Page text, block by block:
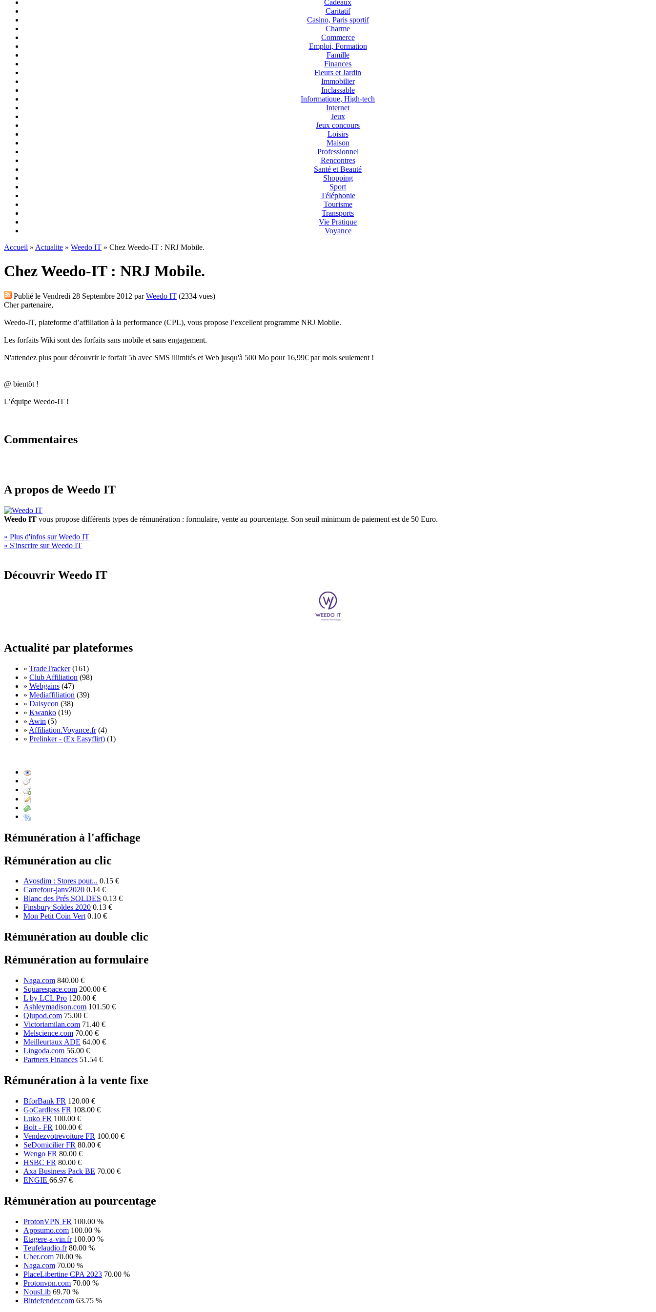
Cadeaux
Caritatif
Casino, Paris sportif
Charme
Commerce
Emploi, Formation
Famille
Finances
Fleurs et Jardin
Immobilier
Inclassable
Informatique, High-tech
Internet
Jeux
Jeux concours
Loisirs
Maison
Professionnel
Rencontres
Santé et Beauté
Shopping
Sport
Téléphonie
Tourisme
Transports
Vie Pratique
Voyance
Accueil » Actualite » Weedo IT » Chez Weedo-IT : NRJ Mobile.
Chez Weedo-IT : NRJ Mobile.
Publié le Vendredi 28 Septembre 2012 parWeedo IT (2334 vues)
Cher partenaire,
Weedo-IT, plateforme d’affiliation à la performance (CPL), vous propose l’excellent programme NRJ Mobile.
Les forfaits Wiki sont des forfaits sans mobile et sans engagement.
N'attendez plus pour découvrir le forfait 5h avec SMS illimités et Web jusqu'à 500 Mo pour 16,99€ par mois seulement !
@ bientôt !
L’équipe Weedo-IT !
Commentaires
A propos de Weedo IT
Weedo IT vous propose différents types de rémunération : formulaire, vente au pourcentage. Son seuil minimum de paiement est de 50 Euro.
» Plus d'infos sur Weedo IT
» S'inscrire sur Weedo IT
Découvrir Weedo IT
Actualité par plateformes
» TradeTracker (161)
» Club Affiliation (98)
» Webgains (47)
» Mediaffiliation (39)
» Daisycon (38)
» Kwanko (19)
» Awin (5)
» Affiliation.Voyance.fr (4)
» Prelinker - (Ex Easyflirt) (1)
Rémunération à l'affichage
Rémunération au clic
Avosdim : Stores pour... 0.15 €
Carrefour-janv2020 0.14 €
Blanc des Prés SOLDES 0.13 €
Finsbury Soldes 2020 0.13 €
Mon Petit Coin Vert 0.10 €
Rémunération au double clic
Rémunération au formulaire
Naga.com 840.00 €
Squarespace.com 200.00 €
L by LCL Pro 120.00 €
Ashleymadison.com 101.50 €
Qlupod.com 75.00 €
Victoriamilan.com 71.40 €
Melscience.com 70.00 €
Meilleurtaux ADE 64.00 €
Lingoda.com 56.00 €
Partners Finances 51.54 €
Rémunération à la vente fixe
BforBank FR 120.00 €
GoCardless FR 108.00 €
Luko FR 100.00 €
Bolt - FR 100.00 €
Vendezvotrevoiture FR 100.00 €
SeDomicilier FR 80.00 €
Wengo FR 80.00 €
HSBC FR 80.00 €
Axa Business Pack BE 70.00 €
ENGIE 66.97 €
Rémunération au pourcentage
ProtonVPN FR 100.00 %
Appsumo.com 100.00 %
Etagere-a-vin.fr 100.00 %
Teufelaudio.fr 80.00 %
Uber.com 70.00 %
Naga.com 70.00 %
PlaceLibertine CPA 2023 70.00 %
Protonvpn.com 70.00 %
NousLib 69.70 %
Bitdefender.com 63.75 %